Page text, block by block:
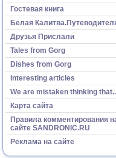
Гостевая книга
Белая
Друзья Прислали
Tales from Gorg
Dishes from Gorg
Interesting articles
We are mistaken thinking
Карта сайта
Правила комментирования
сайте SANDRONIC.RU
Реклама на сайте